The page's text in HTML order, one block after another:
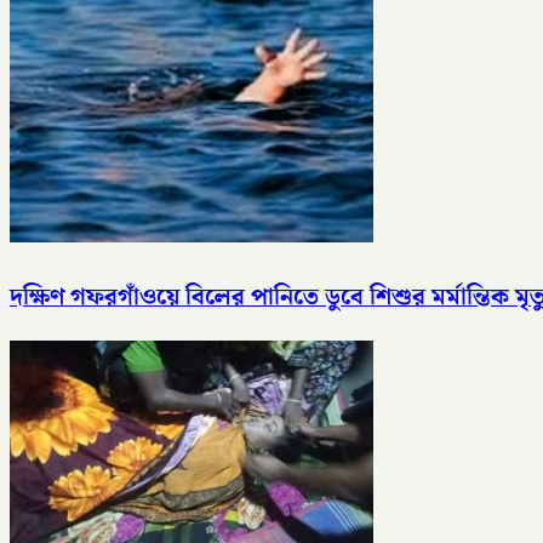
দক্ষিণ গফরগাঁওয়ে বিলের পানিতে ডুবে শিশুর মর্মান্তিক